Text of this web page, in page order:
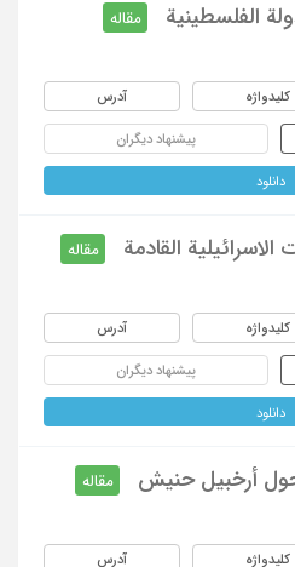
الفلسطینیة
مقاله
کلیدواژه آدرس
پیشنهاد دیگران
دانلود
القادمة
مقاله
کلیدواژه آدرس
پیشنهاد دیگران
دانلود
حول أرخبیل حنیش
مقاله
کلیدواژه آدرس